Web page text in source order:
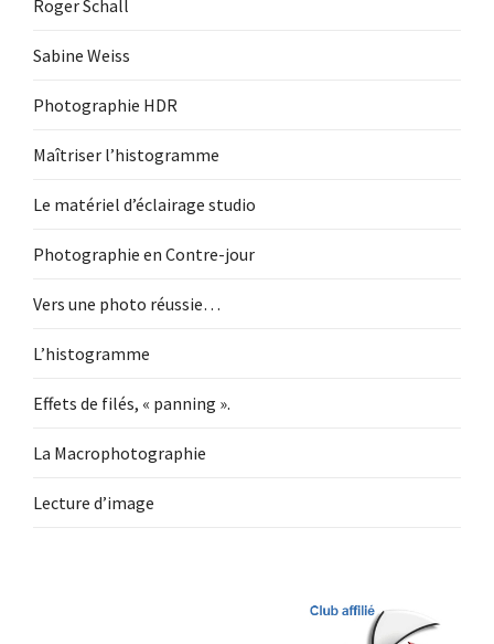
Roger Schall
Sabine Weiss
Photographie HDR
Maîtriser l’histogramme
Le matériel d’éclairage studio
Photographie en Contre-jour
Vers une photo réussie…
L’histogramme
Effets de filés, « panning ».
La Macrophotographie
Lecture d’image